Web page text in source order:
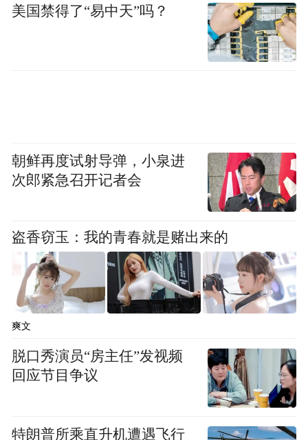
美国禁得了“易中天”吗？
朝鲜再度试射导弹，小泉进
次郎紧急召开记者会
盗香窃玉：我的青春就是赌出来的
爽文
脱口秀演员“房主任”发视频
回应节目争议
特朗普所乘直升机遭遇飞行